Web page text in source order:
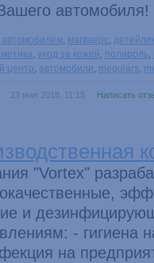
автомобиля!
автомобилем, магваерс,
, уход за кожей, полироль,
центр, автомобили, meguiars,
23 мая 2018, 11:15 Написать
"Vortex"
и
- гигиена
на